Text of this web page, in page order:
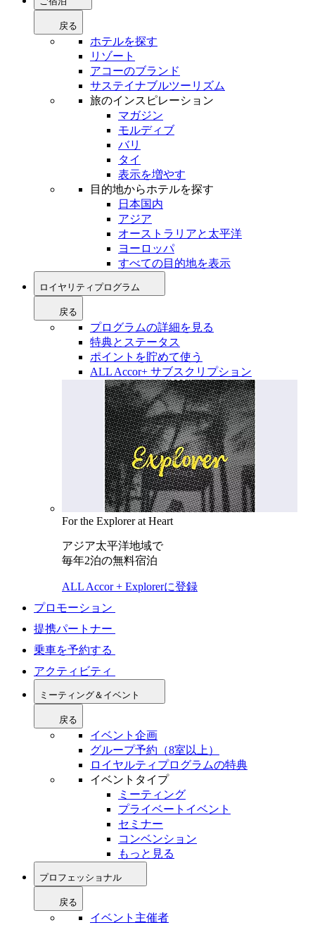
戻る
ホテルを探す
リゾート
アコーのブランド
サステイナブルツーリズム
旅のインスピレーション
マガジン
モルディブ
バリ
タイ
表示を増やす
目的地からホテルを探す
日本国内
アジア
オーストラリアと太平洋
ヨーロッパ
すべての目的地を表示
ロイヤリティプログラム
戻る
プログラムの詳細を見る
特典とステータス
ポイントを貯めて使う
ALL Accor+ サブスクリプション
For the Explorer at Heart
アジア太平洋地域で
毎年2泊の無料宿泊
ALL Accor + Explorerに登録
プロモーション
提携パートナー
乗車を予約する
アクティビティ
ミーティング＆イベント
戻る
イベント企画
グループ予約（8室以上）
ロイヤルティプログラムの特典
イベントタイプ
ミーティング
プライベートイベント
セミナー
コンベンション
もっと見る
プロフェッショナル
戻る
イベント主催者